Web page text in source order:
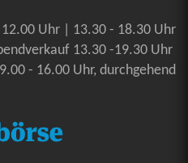
12.00 Uhr | 13.30 - 18.30 Uhr
13.30 -19.30 Uhr
- 16.00 Uhr, durchgehend